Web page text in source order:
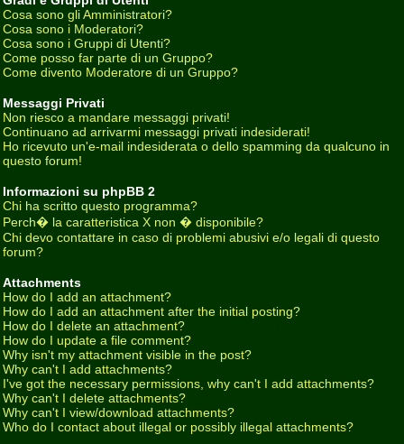
Cosa sono gli Amministratori?
Cosa sono i Moderatori?
Cosa sono i Gruppi di Utenti?
Come posso far parte di un Gruppo?
Come divento Moderatore di un Gruppo?
Messaggi Privati
Non riesco a mandare messaggi privati!
Continuano ad arrivarmi messaggi privati indesiderati!
Ho ricevuto un'e-mail indesiderata o dello spamming da qualcuno in
questo forum!
Informazioni su phpBB 2
Chi ha scritto questo programma?
Perch� la caratteristica X non � disponibile?
Chi devo contattare in caso di problemi abusivi e/o legali di questo
forum?
Attachments
How do I add an attachment?
How do I add an attachment after the initial posting?
How do I delete an attachment?
How do I update a file comment?
Why isn't my attachment visible in the post?
Why can't I add attachments?
I've got the necessary permissions, why can't I add attachments?
Why can't I delete attachments?
Why can't I view/download attachments?
Who do I contact about illegal or possibly illegal attachments?